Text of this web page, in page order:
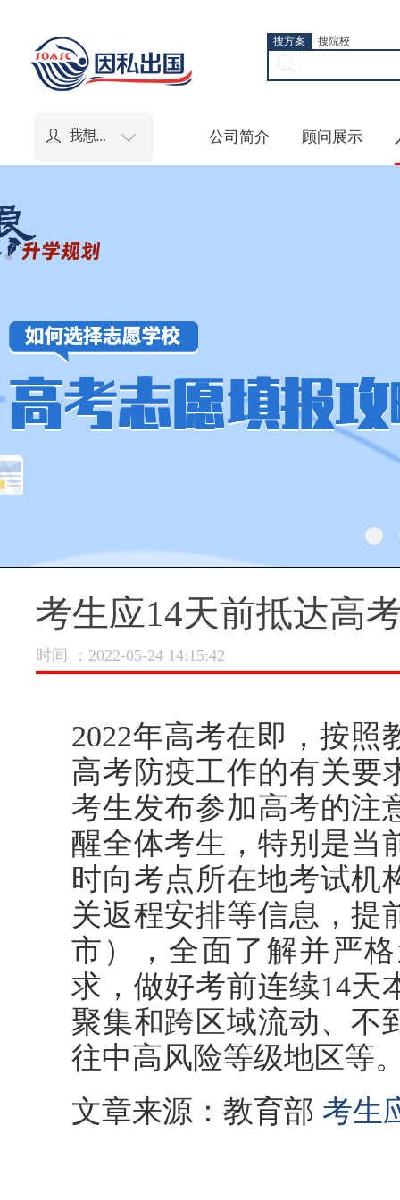
搜方案 搜院校
公司简介 顾问展示
了解更多 >
考生应14天前抵达高
时间 ：2022-05-24 14:15:42
2022年高考在即，按照
高考防疫工作的有关要
考生发布参加高考的注
醒全体考生，特别是当
时向考点所在地考试机
关返程安排等信息，提
市），全面了解并严
求，做好考前连续14天
聚集和跨区域流动、不
往中高风险等级地区等
文章来源：教育部 考生